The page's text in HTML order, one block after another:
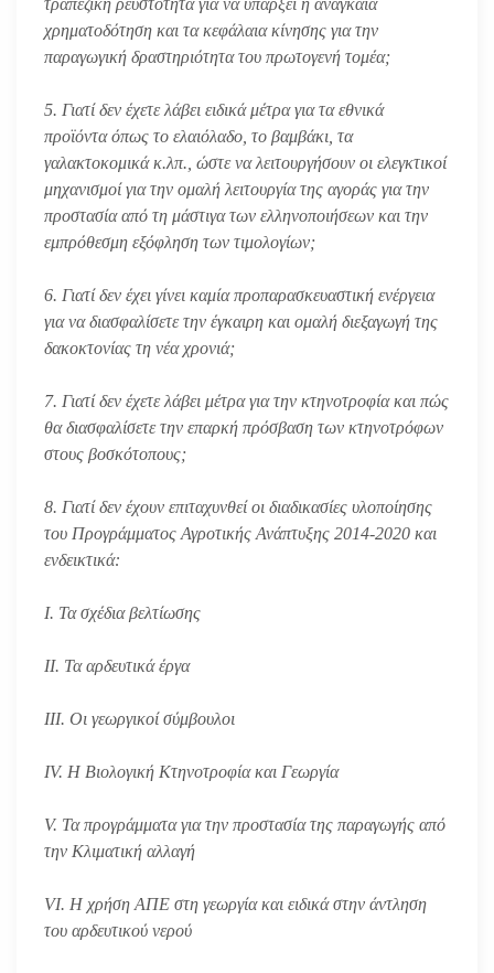
χρηματοδότηση και τα κεφάλαια κίνησης για την
παραγωγική δραστηριότητα του πρωτογενή τομέα;
5. Γιατί δεν έχετε λάβει ειδικά μέτρα για τα εθνικά
προϊόντα όπως το ελαιόλαδο, το βαμβάκι, τα
γαλακτοκομικά κ.λπ., ώστε να λειτουργήσουν οι ελεγκτικοί
μηχανισμοί για την ομαλή λειτουργία της αγοράς για την
προστασία από τη μάστιγα των ελληνοποιήσεων και την
εμπρόθεσμη εξόφληση των τιμολογίων;
6. Γιατί δεν έχει γίνει καμία προπαρασκευαστική ενέργεια
για να διασφαλίσετε την έγκαιρη και ομαλή διεξαγωγή της
δακοκτονίας τη νέα χρονιά;
7. Γιατί δεν έχετε λάβει μέτρα για την κτηνοτροφία και πώς
θα διασφαλίσετε την επαρκή πρόσβαση των κτηνοτρόφων
στους βοσκότοπους;
8. Γιατί δεν έχουν επιταχυνθεί οι διαδικασίες υλοποίησης
του Προγράμματος Αγροτικής Ανάπτυξης 2014-2020 και
ενδεικτικά:
I. Τα σχέδια βελτίωσης
II. Τα αρδευτικά έργα
III. Οι γεωργικοί σύμβουλοι
IV. Η Βιολογική Κτηνοτροφία και Γεωργία
V. Τα προγράμματα για την προστασία της παραγωγής από
την Κλιματική αλλαγή
VI. Η χρήση ΑΠΕ στη γεωργία και ειδικά στην άντληση
του αρδευτικού νερού